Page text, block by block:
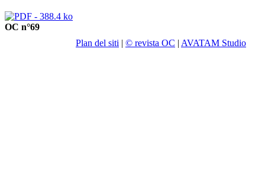
OC n°69
Plan del siti | © revista OC | AVATAM Studio